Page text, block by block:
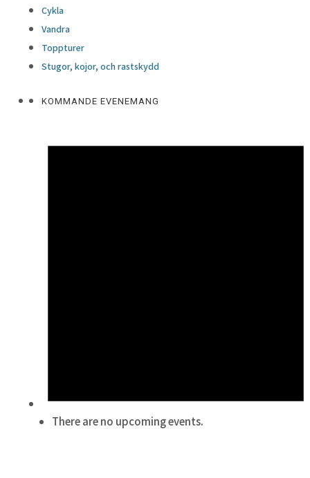
Cykla
Vandra
Toppturer
Stugor, kojor, och rastskydd
KOMMANDE EVENEMANG
There are no upcoming events.